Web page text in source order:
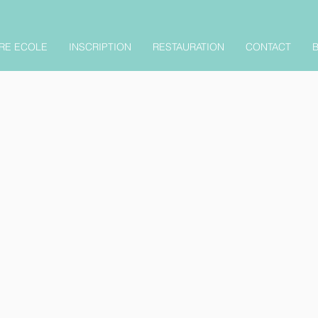
ECOLE INSCRIPTION RESTAURATION CONTACT